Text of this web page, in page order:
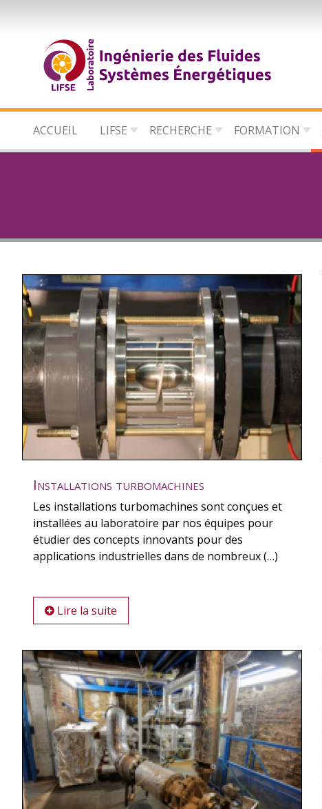
ACCUEIL LIFSE RECHERCHE FORMATION
Installations turbomachines
Les installations turbomachines sont conçues et
installées au laboratoire par nos équipes pour
étudier des concepts innovants pour des
applications industrielles dans de nombreux (…)
Lire la suite